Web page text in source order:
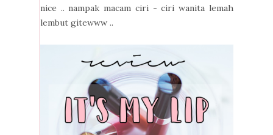
nice .. nampak macam ciri - ciri wanita lemah
lembut gitewww ..